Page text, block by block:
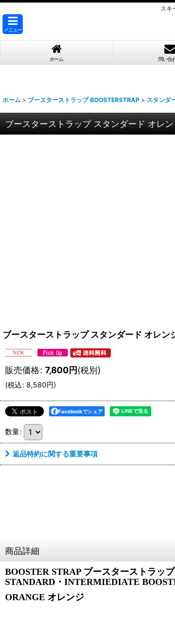
スキ
メニュー
ホーム 問い合
ホーム > ブースターストラップ BOOSTERSTRAP > スタンダ
ブースターストラップ スタンダード オレ
ブースターストラップ スタンダード オレ
販売価格: 7,800円(税別)
(税込: 8,580円)
Facebookでシェア
数量:
返品特約に関する重要事項
商品詳細
BOOSTER STRAP ブースターストラップ
STANDARD・INTERMIEDIATE
ORANGE オレンジ